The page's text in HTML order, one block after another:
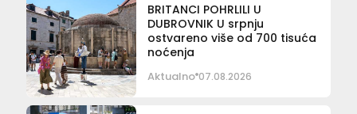
BRITANCI POHRLILI U
DUBROVNIK U srpnju
ostvareno više od 700 tisuća
noćenja
Aktualno 07.08.2026